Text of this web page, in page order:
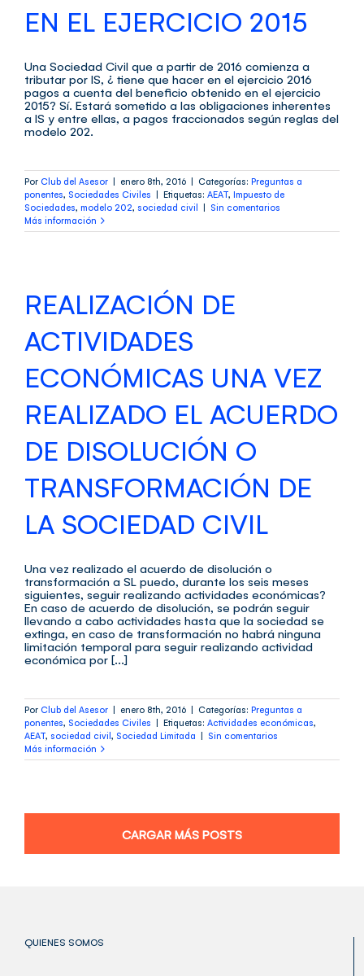
EN EL EJERCICIO 2015
Una Sociedad Civil que a partir de 2016 comienza a
tributar por IS, ¿ tiene que hacer en el ejercicio 2016
pagos a cuenta del beneficio obtenido en el ejercicio
2015? Sí. Estará sometido a las obligaciones inherentes
a IS y entre ellas, a pagos fraccionados según reglas del
modelo 202.
Por Club del Asesor | enero 8th, 2016 | Categorías: Preguntas a
ponentes, Sociedades Civiles | Etiquetas: AEAT, Impuesto de
Sociedades, modelo 202, sociedad civil | Sin comentarios
Más información
REALIZACIÓN DE
ACTIVIDADES
ECONÓMICAS UNA VEZ
REALIZADO EL ACUERDO
DE DISOLUCIÓN O
TRANSFORMACIÓN DE
LA SOCIEDAD CIVIL
Una vez realizado el acuerdo de disolución o
transformación a SL puedo, durante los seis meses
siguientes, seguir realizando actividades económicas?
En caso de acuerdo de disolución, se podrán seguir
llevando a cabo actividades hasta que la sociedad se
extinga, en caso de transformación no habrá ninguna
limitación temporal para seguir realizando actividad
económica por [...]
Por Club del Asesor | enero 8th, 2016 | Categorías: Preguntas a
ponentes, Sociedades Civiles | Etiquetas: Actividades económicas,
AEAT, sociedad civil, Sociedad Limitada | Sin comentarios
Más información
CARGAR MÁS POSTS
QUIENES SOMOS